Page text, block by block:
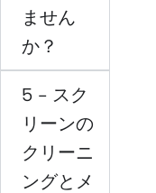
ません
か？
5 - スク
リーンの
クリーニ
ングとメ